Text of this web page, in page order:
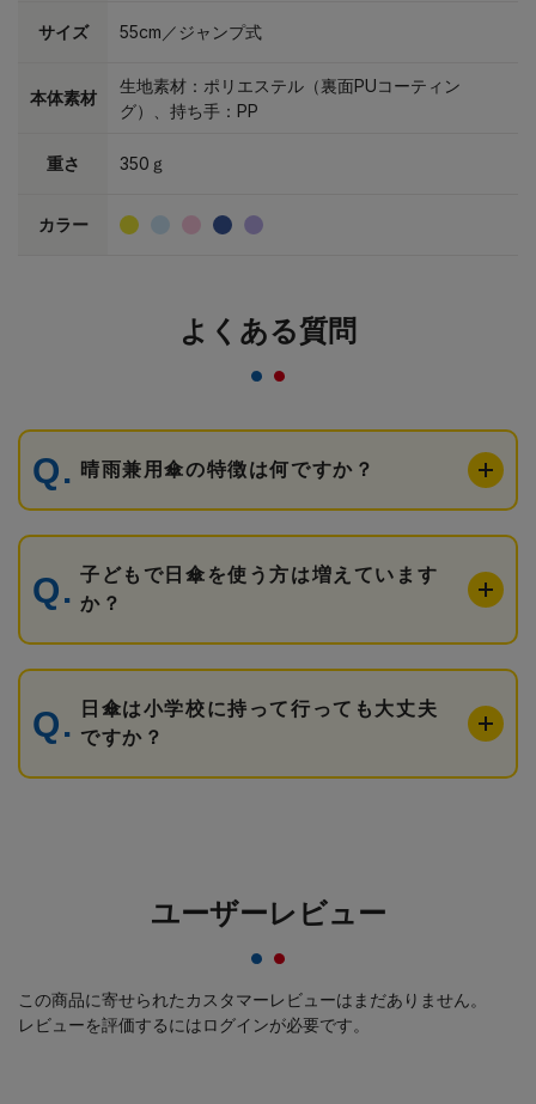
サイズ 55cm／ジャンプ式
本体素材
生地素材：ポリエステル（裏面PUコーティン
グ）、持ち手：PP
重さ 350ｇ
カラー
よくある質問
晴雨兼用傘の特徴は何ですか？
子どもで日傘を使う方は増えています
か？
日傘は小学校に持って行っても大丈夫
ですか？
ユーザーレビュー
この商品に寄せられたカスタマーレビューはまだありません。
レビューを評価するにはログインが必要です。